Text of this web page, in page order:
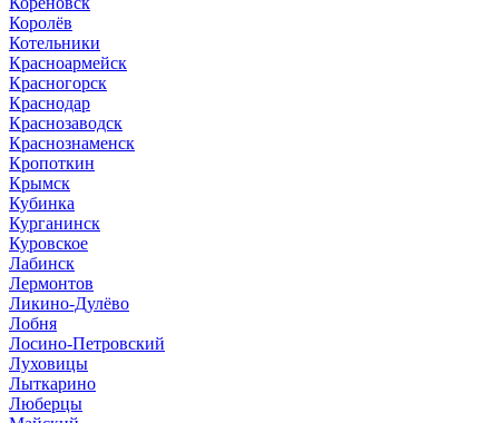
Королёв
Котельники
Красноармейск
Красногорск
Краснодар
Краснозаводск
Краснознаменск
Кропоткин
Крымск
Кубинка
Курганинск
Куровское
Лабинск
Лермонтов
Ликино-Дулёво
Лобня
Лосино-Петровский
Луховицы
Лыткарино
Люберцы